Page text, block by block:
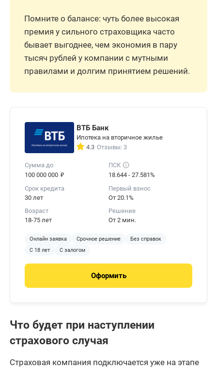
Помните о балансе: чуть более высокая
премия у сильного страховщика часто
бывает выгоднее, чем экономия в пару
тысяч рублей у компании с мутными
правилами и долгим принятием решений.
ВТБ Банк
Ипотека на вторичное жилье
4.3 Отзывы: 3
Сумма до
100 000 000 ₽
ПСК
18.644 - 27.581%
Срок кредита
30 лет
Первый взнос
От 20.1%
Возраст
18-75 лет
Решение
От 2 мин.
Онлайн заявка Срочное решение
Без справок
С 18 лет
С залогом
Оформить
Что будет при наступлении
страхового случая
Страховая компания подключается уже на этапе